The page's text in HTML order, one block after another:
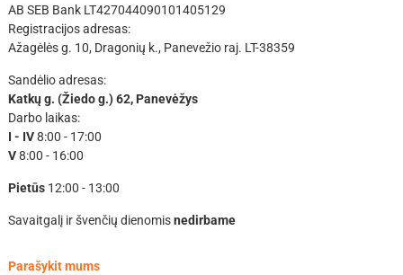
AB SEB Bank LT427044090101405129
Registracijos adresas:
Ažagėlės g. 10, Dragonių k., Panevežio raj. LT-38359
Sandėlio adresas:
Katkų g. (Žiedo g.) 62, Panevėžys
Darbo laikas:
I - IV8:00 - 17:00
V8:00 - 16:00
Pietūs12:00 - 13:00
Savaitgalį ir švenčių dienomisnedirbame
Parašykit mums